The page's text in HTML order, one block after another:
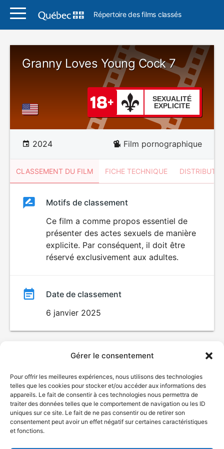
Gérer le consentement
Pour offrir les meilleures expériences, nous utilisons des technologies
telles que les cookies pour stocker et/ou accéder aux informations des
appareils. Le fait de consentir à ces technologies nous permettra de
traiter des données telles que le comportement de navigation ou les ID
uniques sur ce site. Le fait de ne pas consentir ou de retirer son
consentement peut avoir un effet négatif sur certaines caractéristiques
et fonctions.
Répertoire des films classés
Granny Loves Young Cock 7
SEXUALITÉ
EXPLICITE
2024 Film pornographique
CLASSEMENT DU FILM FICHE TECHNIQUE
ClassementClassement
SEXUALITÉ
EXPLICITE
Motifs de classement
Ce film a comme propos essentiel de
présenter des actes sexuels de manière
explicite. Par conséquent, il doit être
réservé exclusivement aux adultes.
Date de classement
6 janvier 2025